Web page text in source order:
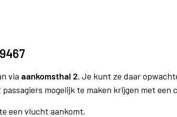
via aankomsthal 2. Je kunt ze daar
mogelijk te maken krijgen met
een vlucht aankomt.